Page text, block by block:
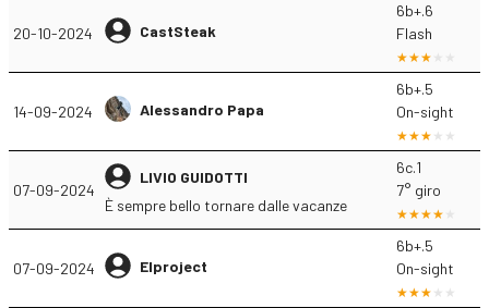
20-10-2024 CastSteak
6b+.6
Flash
14-09-2024 Alessandro Papa
6b+.5
On-sight
07-09-2024
LIVIO GUIDOTTI
È sempre bello tornare dalle vacanze
6c.1
7° giro
07-09-2024 Elproject
6b+.5
On-sight